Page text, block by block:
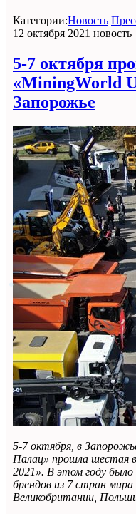
Категории:Новость
12 октября 2021 новость
5-7 октября
«MiningWorld
Запорожье
5-7 октября, в
Палац» прошла шестая
2021». В этом году было
брендов из 7 стран
Великобритании,